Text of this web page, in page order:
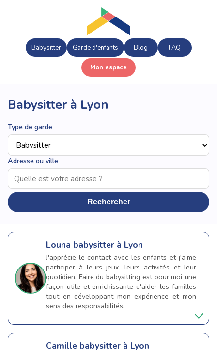
Babysitter Garde d'enfants Blog FAQ
Mon espace
Babysitter à Lyon
Type de garde
Adresse ou ville
Rechercher
Louna babysitter à Lyon
J'apprécie le contact avec les enfants et j'aime
participer à leurs jeux, leurs activités et leur
quotidien. Faire du babysitting est pour moi une
façon utile et enrichissante d'aider les familles
tout en développant mon expérience et mon
sens des responsabilités.
Camille babysitter à Lyon